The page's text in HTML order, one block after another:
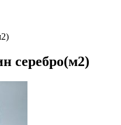
серебро(м2)